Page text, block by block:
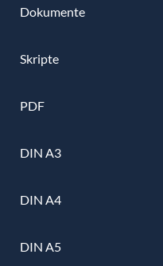
Dokumente
Skripte
PDF
DIN A3
DIN A4
DIN A5